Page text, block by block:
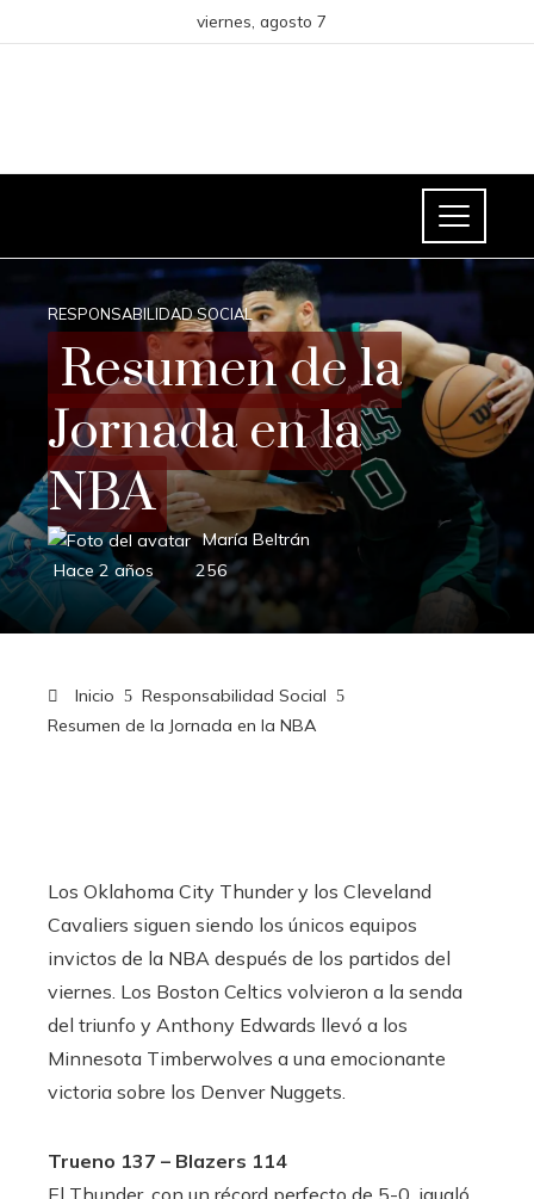
viernes, agosto 7
RESPONSABILIDAD SOCIAL
Resumen de la
Jornada en la
NBA
María Beltrán
Hace 2 años
256
Inicio
Responsabilidad Social
Resumen de la Jornada en la NBA
Los Oklahoma City Thunder y los Cleveland
Cavaliers siguen siendo los únicos equipos
invictos de la NBA después de los partidos del
viernes. Los Boston Celtics volvieron a la senda
del triunfo y Anthony Edwards llevó a los
Minnesota Timberwolves a una emocionante
victoria sobre los Denver Nuggets.
Trueno 137 – Blazers 114
El Thunder, con un récord perfecto de 5-0, igualó